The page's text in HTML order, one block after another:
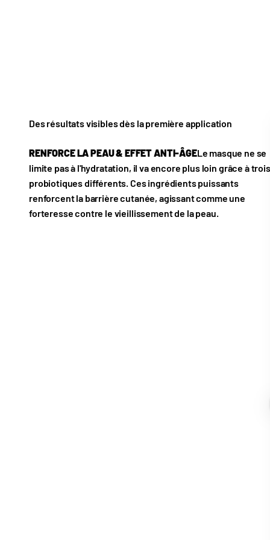
Des résultats visibles dès la première application
RENFORCE LA PEAU & EFFET ANTI-ÂGELe masque ne se
limite pas à l'hydratation, il va encore plus loin grâce à trois
probiotiques différents. Ces ingrédients puissants
renforcent la barrière cutanée, agissant comme une
forteresse contre le vieillissement de la peau.